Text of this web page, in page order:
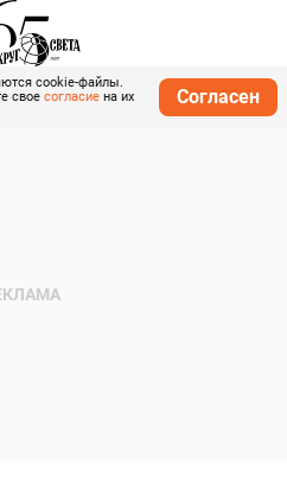
cookie-файлы.
свое согласие на их
Согласен